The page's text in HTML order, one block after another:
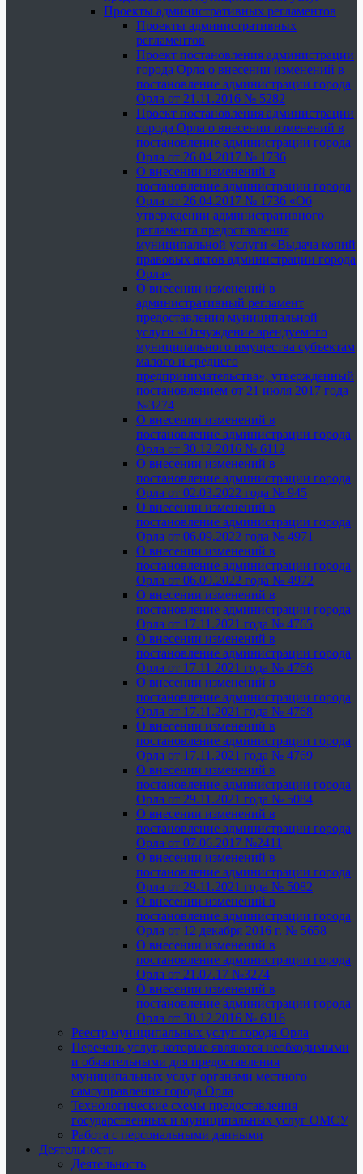
Проекты административных регламентов
Проекты административных
регламентов
Проект постановления администрации
города Орла о внесении изменений в
постановление администрации города
Орла от 21.11.2016 № 5282
Проект постановления администрации
города Орла о внесении изменений в
постановление администрации города
Орла от 26.04.2017 № 1736
О внесении изменений в
постановление администрации города
Орла от 26.04.2017 № 1736 «Об
утверждении административного
регламента предоставления
муниципальной услуги «Выдача копий
правовых актов администрации города
Орла»
О внесении изменений в
административный регламент
предоставления муниципальной
услуги «Отчуждение арендуемого
муниципального имущества субъектам
малого и среднего
предпринимательства», утвержденный
постановлением от 21 июля 2017 года
№3274
О внесении изменений в
постановление администрации города
Орла от 30.12.2016 № 6112
О внесении изменений в
постановление администрации города
Орла от 02.03.2022 года № 945
О внесении изменений в
постановление администрации города
Орла от 06.09.2022 года № 4971
О внесении изменений в
постановление администрации города
Орла от 06.09.2022 года № 4972
О внесении изменений в
постановление администрации города
Орла от 17.11.2021 года № 4765
О внесении изменений в
постановление администрации города
Орла от 17.11.2021 года № 4766
О внесении изменений в
постановление администрации города
Орла от 17.11.2021 года № 4768
О внесении изменений в
постановление администрации города
Орла от 17.11.2021 года № 4769
О внесении изменений в
постановление администрации города
Орла от 29.11.2021 года № 5084
О внесении изменений в
постановление администрации города
Орла от 07.06.2017 №2411
О внесении изменений в
постановление администрации города
Орла от 29.11.2021 года № 5082
О внесении изменений в
постановление администрации города
Орла от 12 декабря 2016 г. № 5658
О внесении изменений в
постановление администрации города
Орла от 21.07.17 №3274
О внесении изменений в
постановление администрации города
Орла от 30.12.2016 № 6116
Реестр муниципальных услуг города Орла
Перечень услуг, которые являются необходимыми
и обязательными для предоставления
муниципальных услуг органами местного
самоуправления города Орла
Технологические схемы предоставления
государственных и муниципальных услуг ОМСУ
Работа с персональными данными
Деятельность
Деятельность